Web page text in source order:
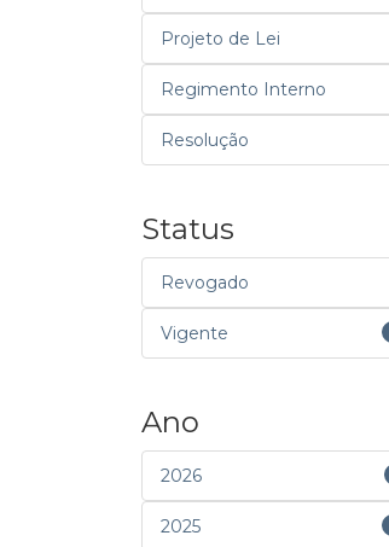
Projeto de Lei
Regimento Interno
Resolução
Status
Revogado
Vigente
Ano
2026
2025